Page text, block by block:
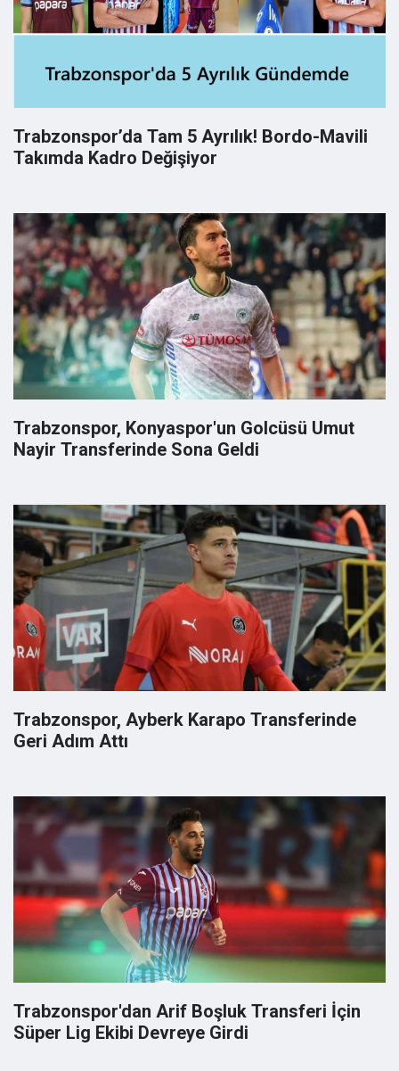
Trabzonspor’da Tam 5 Ayrılık! Bordo-Mavili
Takımda Kadro Değişiyor
Trabzonspor, Konyaspor'un Golcüsü Umut
Nayir Transferinde Sona Geldi
Trabzonspor, Ayberk Karapo Transferinde
Geri Adım Attı
Trabzonspor'dan Arif Boşluk Transferi İçin
Süper Lig Ekibi Devreye Girdi